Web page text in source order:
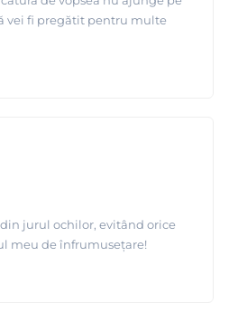
vei fi pregătit pentru multe
jurul ochilor, evitând orice
meu de înfrumusețare!